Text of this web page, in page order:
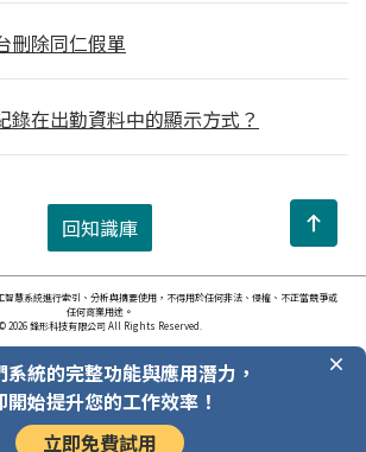
刪除同仁假單
錄在出勤資料中的顯示方式？
回知識庫
慧系統進行索引、分析與摘要使用，不得用於任何非法、侵權、不正當競爭或
任何商業用途。
© 2026 鋒形科技有限公司 All Rights Reserved.
系統的完整功能與應用潛力，
開始提升您的工作效率！
立即免費試用